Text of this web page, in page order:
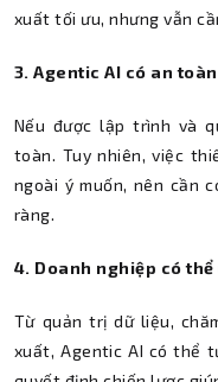
xuất tối ưu, nhưng vẫn
3. Agentic AI có an
Nếu được lập trình và
toàn. Tuy nhiên, việc
ngoài ý muốn, nên cần
ràng.
4. Doanh nghiệp có
Từ quản trị dữ liệu,
xuất, Agentic AI có thể